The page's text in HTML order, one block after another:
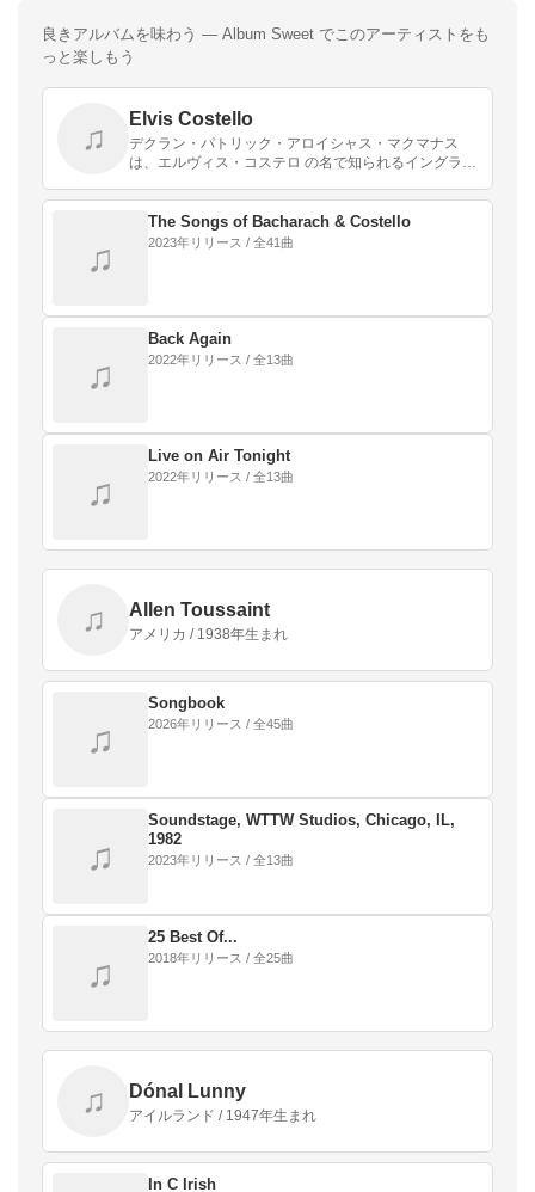
良きアルバムを味わう — Album Sweet でこのアーティストをも
っと楽しもう
♫
Elvis Costello
デクラン・パトリック・アロイシャス・マクマナス
は、エルヴィス・コステロ の名で知られるイングラン
る。
♫
The Songs of Bacharach & Costello
2023年リリース / 全41曲
♫
Back Again
2022年リリース / 全13曲
♫
Live on Air Tonight
2022年リリース / 全13曲
♫ Allen Toussaint
アメリカ / 1938年生まれ
♫
Songbook
2026年リリース / 全45曲
♫
Soundstage, WTTW Studios, Chicago, IL,
1982
2023年リリース / 全13曲
♫
25 Best Of...
2018年リリース / 全25曲
♫ Dónal Lunny
アイルランド / 1947年生まれ
In C Irish